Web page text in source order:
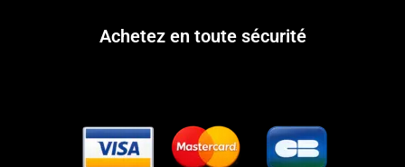
Achetez en toute sécurité